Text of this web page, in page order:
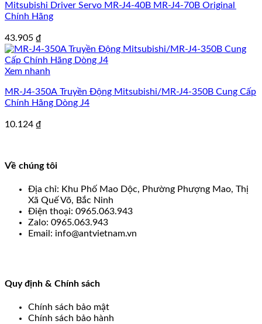
Mitsubishi Driver Servo MR-J4-40B MR-J4-70B Original
Chính Hãng
43.905 ₫
Xem nhanh
MR-J4-350A Truyền Động Mitsubishi/MR-J4-350B Cung Cấp
Chính Hãng Dòng J4
10.124 ₫
Về chúng tôi
Địa chỉ: Khu Phố Mao Dộc, Phường Phượng Mao, Thị
Xã Quế Võ, Bắc Ninh
Điện thoại: 0965.063.943
Zalo: 0965.063.943
Email: info@antvietnam.vn
Quy định & Chính sách
Chính sách bảo mật
Chính sách bảo hành